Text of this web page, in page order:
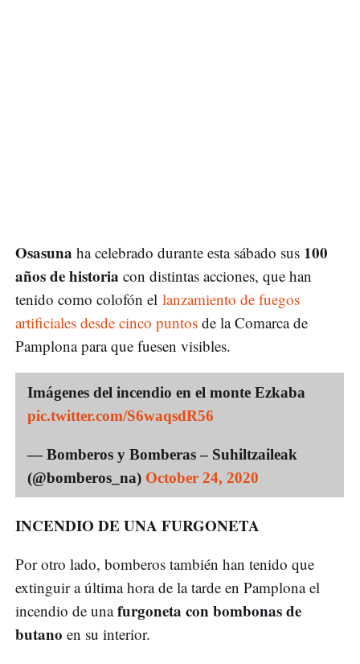
Osasuna ha celebrado durante esta sábado sus 100
años de historia con distintas acciones, que han
tenido como colofón el lanzamiento de fuegos
artificiales desde cinco puntos de la Comarca de
Pamplona para que fuesen visibles.
Imágenes del incendio en el monte Ezkaba
pic.twitter.com/S6waqsdR56
— Bomberos y Bomberas – Suhiltzaileak
(@bomberos_na) October 24, 2020
INCENDIO DE UNA FURGONETA
Por otro lado, bomberos también han tenido que
extinguir a última hora de la tarde en Pamplona el
incendio de unafurgoneta con bombonas de
butano en su interior.